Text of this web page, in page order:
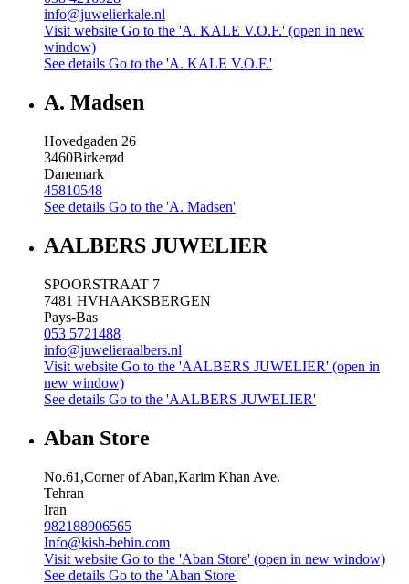
info@juwelierkale.nl
Visit website Go to the 'A. KALE V.O.F.' (open in new
window)
See details Go to the 'A. KALE V.O.F.'
A. Madsen
Hovedgaden 26
3460Birkerød
Danemark
45810548
See details Go to the 'A. Madsen'
AALBERS JUWELIER
SPOORSTRAAT 7
7481 HVHAAKSBERGEN
Pays-Bas
053 5721488
info@juwelieraalbers.nl
Visit website Go to the 'AALBERS JUWELIER' (open in
new window)
See details Go to the 'AALBERS JUWELIER'
Aban Store
No.61,Corner of Aban,Karim Khan Ave.
Tehran
Iran
982188906565
Info@kish-behin.com
Visit website Go to the 'Aban Store' (open in new window)
See details Go to the 'Aban Store'